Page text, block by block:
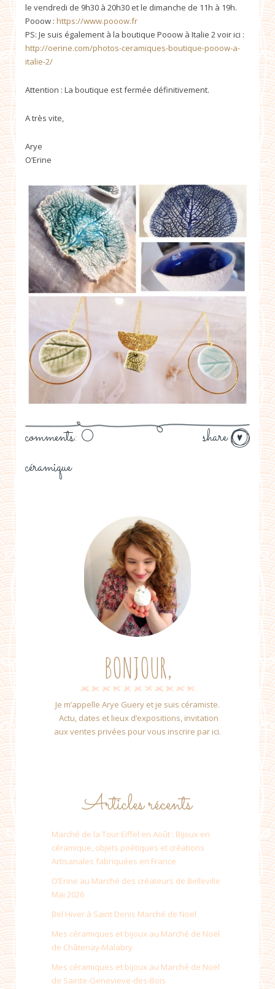
le vendredi de 9h30 à 20h30 et le dimanche de 11h à 19h.
Pooow : https://www.pooow.fr
PS: Je suis également à la boutique Pooow à Italie 2 voir ici :
http://oerine.com/photos-ceramiques-boutique-pooow-a-
italie-2/
Attention : La boutique est fermée définitivement.
A très vite,
Arye
O’Erine
share
comments: 0
céramique
BONJOUR,
Je m’appelle Arye Guery et je suis céramiste.
Actu, dates et lieux d’expositions, invitation
aux ventes privées pour vous inscrire par ici.
Articles récents
Marché de la Tour Eiffel en Août : Bijoux en
céramique, objets poétiques et créations
Artisanales fabriquées en France
O’Erine au Marché des créateurs de Belleville
Mai 2026
Bel Hiver à Saint Denis Marché de Noël
Mes céramiques et bijoux au Marché de Noël
de Châtenay-Malabry
Mes céramiques et bijoux au Marché de Noël
de Sainte-Genevieve-des-Bois